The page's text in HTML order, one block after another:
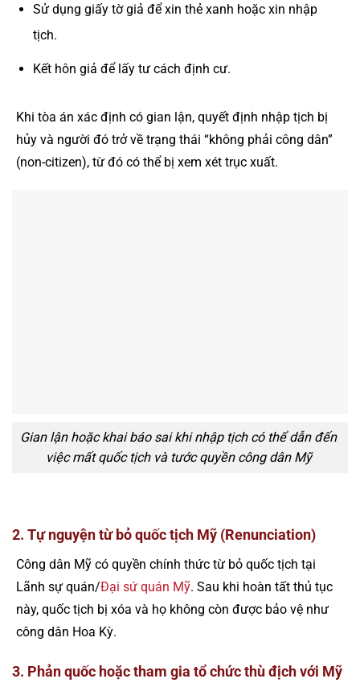
Sử dụng giấy tờ giả để xin thẻ xanh hoặc xin nhập
tịch.
Kết hôn giả để lấy tư cách định cư.
Khi tòa án xác định có gian lận, quyết định nhập tịch bị
hủy và người đó trở về trạng thái “không phải công dân”
(non-citizen), từ đó có thể bị xem xét trục xuất.
Gian lận hoặc khai báo sai khi nhập tịch có thể dẫn đến
việc mất quốc tịch và tước quyền công dân Mỹ
2. Tự nguyện từ bỏ quốc tịch Mỹ (Renunciation)
Công dân Mỹ có quyền chính thức từ bỏ quốc tịch tại
Lãnh sự quán/Đại sứ quán Mỹ. Sau khi hoàn tất thủ tục
này, quốc tịch bị xóa và họ không còn được bảo vệ như
công dân Hoa Kỳ.
3. Phản quốc hoặc tham gia tổ chức thù địch với Mỹ